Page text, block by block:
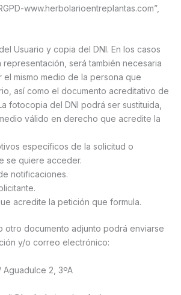
www.herbolarioentreplantas.com”,
Usuario y copia del DNI. En los casos
representación, será también necesaria
mismo medio de la persona que
así como el documento acreditativo de
fotocopia del DNI podrá ser sustituida,
válido en derecho que acredite la
específicos de la solicitud o
se quiere acceder.
notificaciones.
acredite la petición que formula.
otro documento adjunto podrá enviarse
y/o correo electrónico:
2, 3ºA